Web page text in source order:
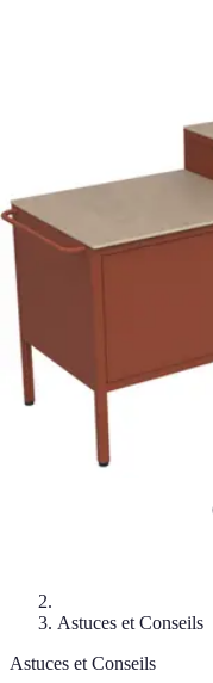
Plombier Disponible
Astuces et Conseils
Astuces et Conseils